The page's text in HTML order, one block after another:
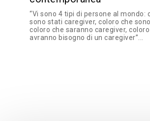
“Vi sono 4 tipi di persone al mondo:
sono stati caregiver, coloro che
coloro che saranno caregiver,
avranno bisogno di un caregiver”...